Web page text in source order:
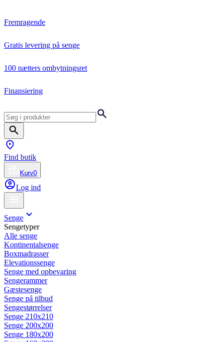
Fremragende
Gratis levering på senge
100 nætters ombytningsret
Finansiering
Find butik
Kurv0
Log ind
Senge
Sengetyper
Alle senge
Kontinentalsenge
Boxmadrasser
Elevationssenge
Senge med opbevaring
Sengerammer
Gæstesenge
Senge på tilbud
Sengestørrelser
Senge 210x210
Senge 200x200
Senge 180x200